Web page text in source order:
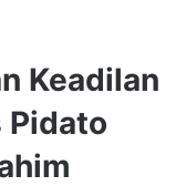
Keadilan
Pidato